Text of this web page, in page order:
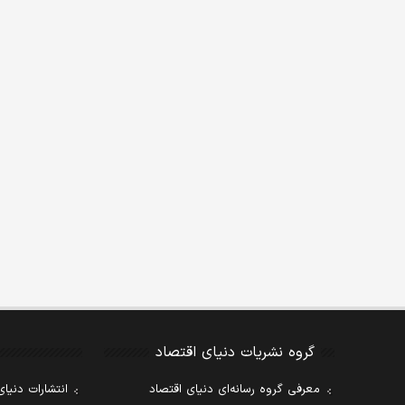
گروه نشریات دنیای اقتصاد
معرفی گروه رسانه‌ای دنیای اقتصاد انتشارات